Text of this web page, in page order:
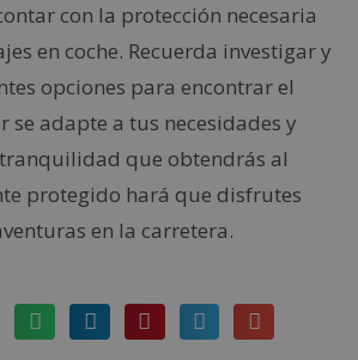
con la protección necesaria
en coche. Recuerda investigar y
opciones para encontrar el
se adapte a tus necesidades y
que obtendrás al
protegido hará que disfrutes
en la carretera.